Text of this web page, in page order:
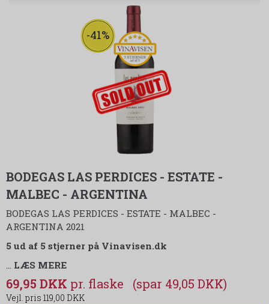
-41%
udsolgt-label
BODEGAS LAS PERDICES - ESTATE -
MALBEC - ARGENTINA
BODEGAS LAS PERDICES - ESTATE - MALBEC -
ARGENTINA 2021
5 ud af 5 stjerner på Vinavisen.dk
LÆS MERE
69,95 DKK
119,00 DKK
(spar 49,05 DKK)